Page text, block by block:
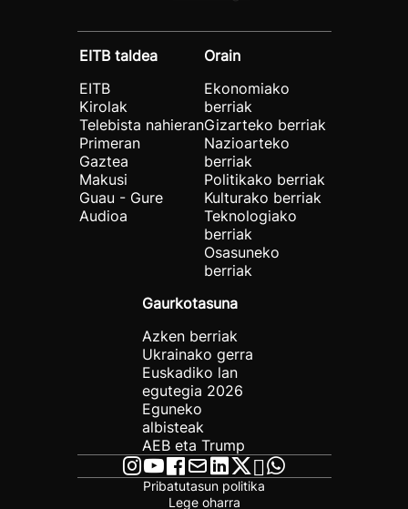
EITB taldea
EITB
Kirolak
Telebista nahieran
Primeran
Gaztea
Makusi
Guau - Gure
Audioa
Orain
Ekonomiako
berriak
Gizarteko berriak
Nazioarteko
berriak
Politikako berriak
Kulturako berriak
Teknologiako
berriak
Osasuneko
berriak
Gaurkotasuna
Azken berriak
Ukrainako gerra
Euskadiko lan
egutegia 2026
Eguneko
albisteak
AEB eta Trump
Pribatutasun politika
Lege oharra